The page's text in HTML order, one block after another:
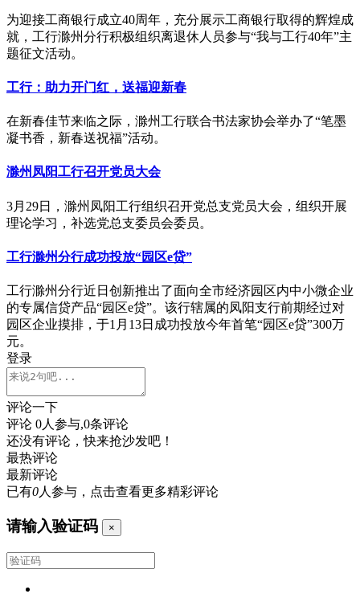
为迎接工商银行成立40周年，充分展示工商银行取得的辉煌成
就，工行滁州分行积极组织离退休人员参与“我与工行40年”主
题征文活动。
工行：助力开门红，送福迎新春
在新春佳节来临之际，滁州工行联合书法家协会举办了“笔墨
凝书香，新春送祝福”活动。
滁州凤阳工行召开党员大会
3月29日，滁州凤阳工行组织召开党总支党员大会，组织开展
理论学习，补选党总支委员会委员。
工行滁州分行成功投放“园区e贷”
工行滁州分行近日创新推出了面向全市经济园区内中小微企业
的专属信贷产品“园区e贷”。该行辖属的凤阳支行前期经过对
园区企业摸排，于1月13日成功投放今年首笔“园区e贷”300万
元。
登录
评论一下
评论 0人参与,0条评论
还没有评论，快来抢沙发吧！
最热评论
最新评论
已有0人参与，点击查看更多精彩评论
请输入验证码 ×